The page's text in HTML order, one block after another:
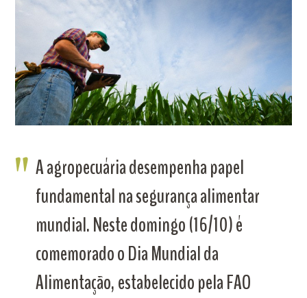
A agropecuária desempenha papel
fundamental na segurança alimentar
mundial. Neste domingo (16/10) é
comemorado o Dia Mundial da
Alimentação, estabelecido pela FAO